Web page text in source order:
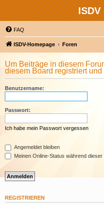
ISDV
FAQ
ISDV-Homepage Foren
Um Beiträge in diesem
diesem Board registriert
Benutzername:
Passwort:
Ich habe mein Passwort vergessen
Angemeldet bleiben
Meinen Online-Status während
REGISTRIEREN